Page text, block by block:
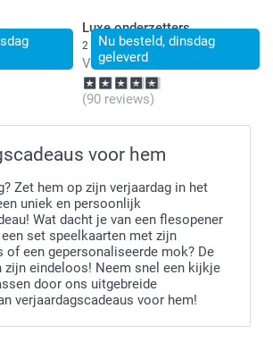
Nu besteld, dinsdag
geleverd
Luxe onderzetters
2 varianten
Vanaf 24,99
(90 reviews)
voor hem
Zet hem op zijn verjaardag in het
uniek en persoonlijk
Wat dacht je van een flesopener
set speelkaarten met zijn
of een gepersonaliseerde mok? De
zijn eindeloos! Neem snel een kijkje
door ons uitgebreide
verjaardagscadeaus voor hem!